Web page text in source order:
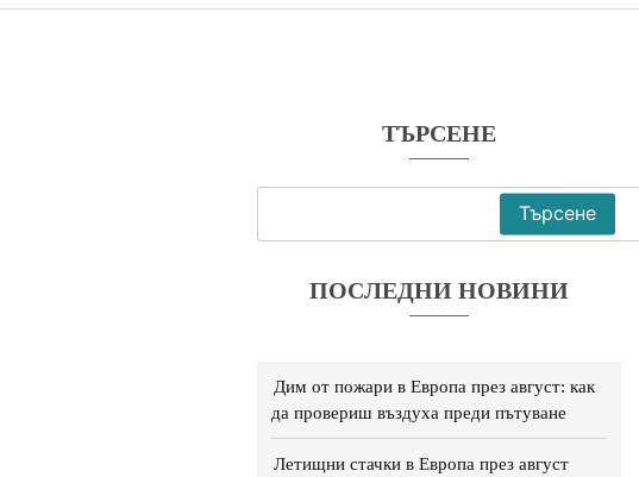
ТЪРСЕНЕ
Търсене
ПОСЛЕДНИ НОВИНИ
Дим от пожари в Европа през август: как
да провериш въздуха преди пътуване
Летищни стачки в Европа през август